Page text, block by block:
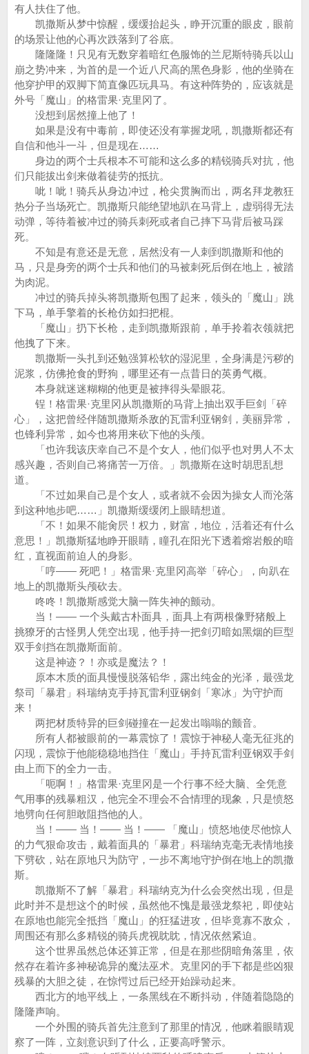
有人扶住了他。
凯撒斯从梦中惊醒，缓缓抬起头，睁开沉重的眼皮，眼前
的场景让他的心再次跌落到了谷底。
隆隆隆！只见有无数穿着暗红色服饰的兰尼斯特骑兵以山
崩之势冲来，为首的是一个近八尺高的黑色身影，他的坐骑在
他穿护甲的双脚下简直像匹玩具马。有这种阵势的，应该就是
外号「魔山」的格雷果·克里冈了。
没想到居然撞上他了！
如果是没有中毒前，即使还没有掌握龙吼，凯撒斯都还有
自信和他斗一斗，但是现在……
身边的两个士兵根本不可能和这么多的精锐骑兵对抗，他
们只能拔出剑来做着徒劳的抵抗。
呲！呲！骑兵从身边冲过，枪尖贯胸而出，两名拜龙教狂
热分子当场死亡。凯撒斯只能绝望地趴在马背上，虚弱得无法
动弹，等待着被冲过的骑兵刺死或者自己摔下马背后被马踩
死。
不知是有意还是无意，居然没有一人刺到凯撒斯和他的
马，只是身旁的两个士兵和他们的马被刺死后倒在地上，被踏
为肉泥。
冲过的骑兵掉头将凯撒斯包围了起来，领头的「魔山」跳
下马，单手擎着的长枪仿如扫把棍。
「魔山」扔下长枪，走到凯撒斯跟前，单手拎着衣领就把
他拽了下来。
凯撒斯一头扎到还勉强算松软的湿泥里，全身满是污秽的
泥浆，仿佛抢食的野狗，哪里还有一点昔日的英勇气概。
本身就迷迷糊糊的他更是被摔得头晕眼花。
锃！格雷果·克里冈从凯撒斯的马背上抽出双手巨剑「碎
心」，这把曾经伴随凯撒斯杀敌的瓦雷利亚钢剑，美丽异常，
也锋利异常，如今也将用来砍下他的头颅。
「也许我该庆幸自己不是个女人，他们似乎也对男人不太
感兴趣，否则自己将痛苦一万倍。」凯撒斯在这时胡思乱想
道。
「不过如果自己是个女人，或者就不会因为操女人而沦落
到这种地步吧……」凯撒斯缓缓闭上眼睛想道。
「不！如果不能肏屄！权力，财富，地位，活着还有什么
意思！」凯撒斯猛地睁开眼睛，瞳孔在阳光下透着熔岩般的暗
红，直视面前迫人的身影。
「哼—— 死吧！」格雷果·克里冈高举「碎心」，向趴在
地上的凯撒斯头颅砍去。
咚咚！凯撒斯感觉大脑一阵失神的颤动。
当！—— 一个头戴古朴面具，面具上有两根像野猪般上
挑獠牙的古怪男人凭空出现，他手持一把剑刃暗如黑烟的巨型
双手剑挡在凯撒斯面前。
这是神迹？！亦或是魔法？！
原本木质的面具慢慢脱落铅华，露出纯金的光泽，最强龙
祭司「暴君」科瑞纳克手持瓦雷利亚钢剑「寒冰」为守护而
来！
两把材质特异的巨剑碰撞在一起发出嗡嗡的颤音。
所有人都被眼前的一幕震惊了！震惊于神秘人毫无征兆的
闪现，震惊于他能稳稳地挡住「魔山」手持瓦雷利亚钢双手剑
由上而下的全力一击。
「呃啊！」格雷果·克里冈是一个行事不经大脑、全凭意
气用事的残暴粗汉，他完全不理会不合情理的现象，只是愤怒
地劈向任何胆敢阻挡他的人。
当！—— 当！—— 当！—— 「魔山」愤怒地使尽他惊人
的力气狠命攻击，戴着面具的「暴君」科瑞纳克毫无表情地接
下劈砍，站在原地只为防守，一步不离地守护倒在地上的凯撒
斯。
凯撒斯不了解「暴君」科瑞纳克为什么会突然出现，但是
此时并不是想这个的时候，虽然他不愧是最强龙祭祀，即使站
在原地也能完全抵挡「魔山」的狂猛进攻，但毕竟寡不敌众，
周围还有那么多精锐的骑兵虎视眈眈，情况依然紧迫。
这个世界虽然总体还算正常，但是在那些阴暗角落里，依
然存在着许多神秘诡异的魔法巫术。克里冈的手下都是些凶狠
残暴的大胆之徒，在惊愕过后已经开始躁动起来。
西北方的地平线上，一条黑线在不断抖动，伴随着隐隐的
隆隆声响。
一个外围的骑兵首先注意到了那里的情况，他眯着眼睛观
察了一阵，立刻意识到了什么，正要高呼警示。